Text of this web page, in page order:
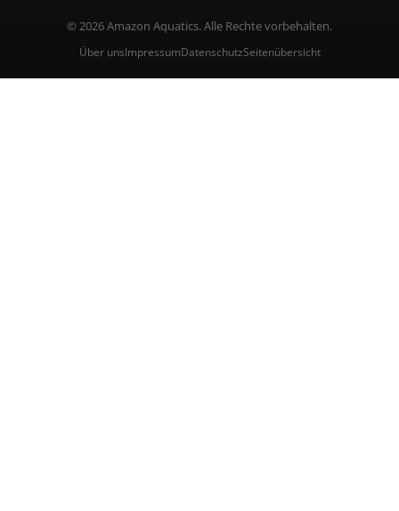
© 2026 Amazon Aquatics. Alle Rechte vorbehalten.
Über unsImpressumDatenschutzSeitenübersicht